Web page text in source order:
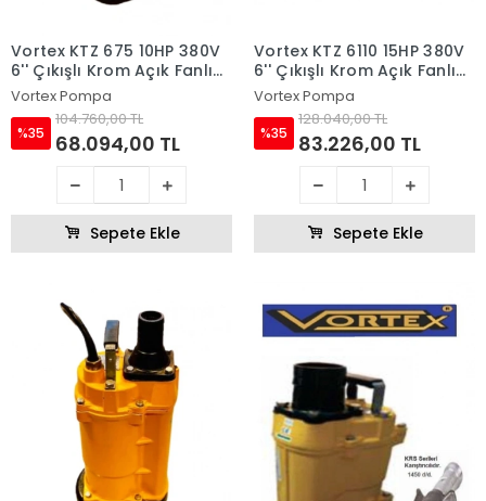
Vortex KTZ 675 10HP 380V
6'' Çıkışlı Krom Açık Fanlı
Dalgıç Pompa
Vortex Pompa
%35
104.760,00 TL
68.094,00 TL
Sepete Ekle
Vortex KTZ 6110 15HP 380V
6'' Çıkışlı Krom Açık Fanlı
Dalgıç Pompa
Vortex Pompa
%35
128.040,00 TL
83.226,00 TL
Sepete Ekle